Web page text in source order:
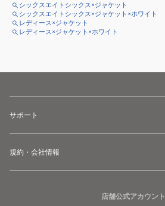
シックスエイトシックス×ジャケット
シックスエイトシックス×ジャケット×ホワイト
レディース×ジャケット
レディース×ジャケット×ホワイト
サポート
規約・会社情報
店舗公式アカウント